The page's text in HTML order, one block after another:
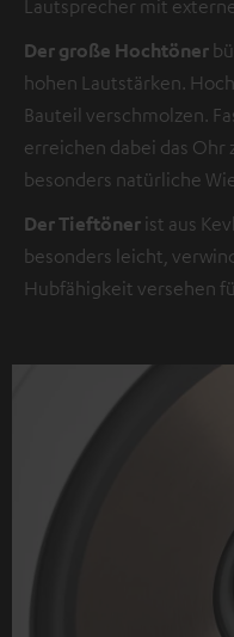
Lautsprecher mit
Der große Hochtöner
hohen Lautstärken.
Bauteil verschmolzen.
erreichen dabei das
besonders natürliche
Der Tieftöner ist aus
besonders leicht,
Hubfähigkeit versehen